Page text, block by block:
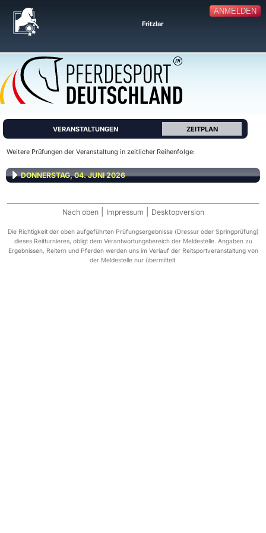
ANMELDEN
Fritzlar
VERANSTALTUNGEN ZEITPLAN
Weitere Prüfungen der Veranstaltung in zeitlicher Reihenfolge:
DONNERSTAG, 04. JUNI 2026
Nach oben Impressum Desktopversion
Die Richtigkeit der oben aufgeführten Prüfungsergebnisse (Dressur oder Springprüfung)
dieses Reitturnieres, obligt dem Verantwortungsbereich der Meldestelle. Angaben zu
Ergebnissen, Reitern und Pferden werden uns im Verlauf der Reitsportveranstaltung von
der Meldestelle nur übermittelt.